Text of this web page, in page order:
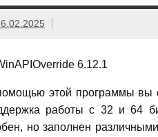
этой программы вы
работы с 32 и 64
но заполнен